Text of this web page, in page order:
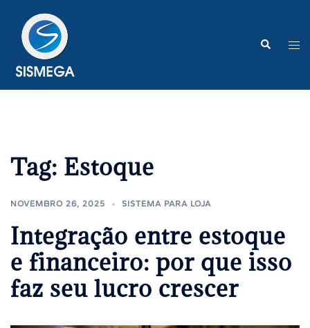
para
conteúdo
Search
Tag: Estoque
NOVEMBRO 26, 2025 SISTEMA PARA LOJA
Integração entre estoque
e financeiro: por que isso
faz seu lucro crescer